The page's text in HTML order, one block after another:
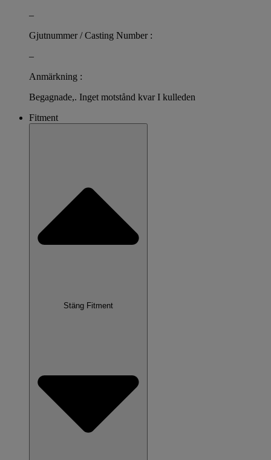
–
Gjutnummer / Casting Number :
–
Anmärkning :
Begagnade,. Inget motstånd kvar I kulleden
Fitment
Stäng Fitment